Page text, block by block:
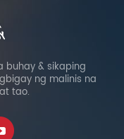
buhay & sikaping
ng malinis na
tao.